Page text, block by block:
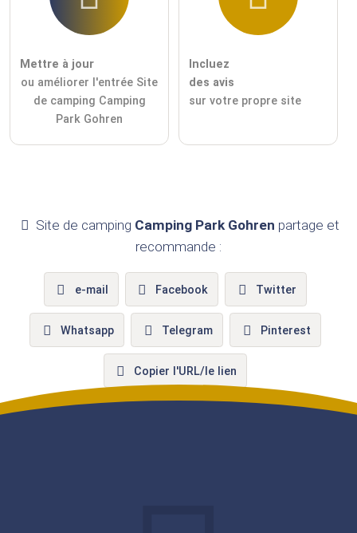
Mettre à jour
ou améliorer l'entrée Site
de camping Camping
Park Gohren
Incluez
des avis
sur votre propre site
Site de camping Camping Park Gohren partage et
recommande :
e-mail Facebook Twitter
Whatsapp Telegram Pinterest
Copier l'URL/le lien